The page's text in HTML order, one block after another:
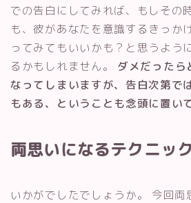
での告白にしてみれば、もしその
も、彼があなたを意識するきっか
ってみてもいいかも？と思うよう
るかもしれません。 ダメだったら
なってしまいますが、告白次第で
もある、ということも念頭に置い
両思いになるテクニッ
いかがでしたでしょうか。 今回両